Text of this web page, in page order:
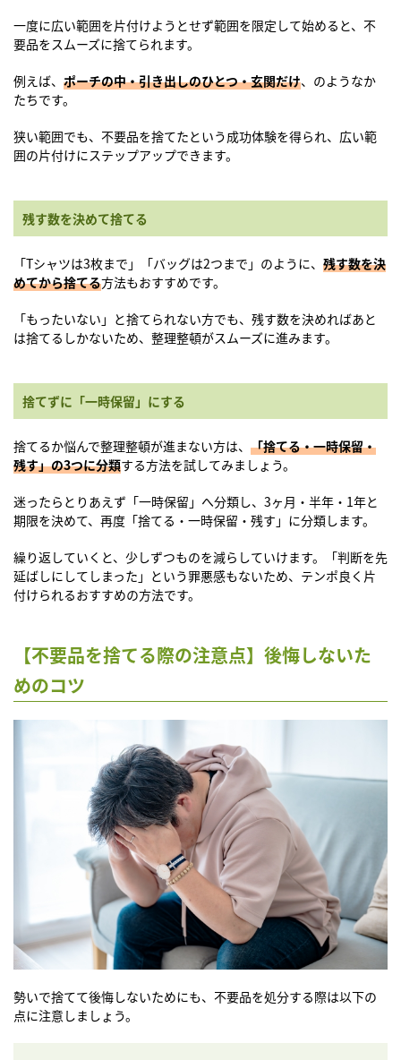
一度に広い範囲を片付けようとせず範囲を限定して始めると、不
要品をスムーズに捨てられます。
例えば、 ポーチの中・引き出しのひとつ・玄関だけ、のようなか
たちです。
狭い範囲でも、不要品を捨てたという成功体験を得られ、広い範
囲の片付けにステップアップできます。
残す数を決めて捨てる
「Tシャツは3枚まで」「バッグは2つまで」のように、 残す数を決
めてから捨てる方法もおすすめです。
「もったいない」と捨てられない方でも、残す数を決めればあと
は捨てるしかないため、整理整頓がスムーズに進みます。
捨てずに「一時保留」にする
捨てるか悩んで整理整頓が進まない方は、 「捨てる・一時保留・
残す」の3つに分類する方法を試してみましょう。
迷ったらとりあえず「一時保留」へ分類し、3ヶ月・半年・1年と
期限を決めて、再度「捨てる・一時保留・残す」に分類します。
繰り返していくと、少しずつものを減らしていけます。「判断を先
延ばしにしてしまった」という罪悪感もないため、テンポ良く片
付けられるおすすめの方法です。
【不要品を捨てる際の注意点】後悔しないた
めのコツ
勢いで捨てて後悔しないためにも、不要品を処分する際は以下の
点に注意しましょう。